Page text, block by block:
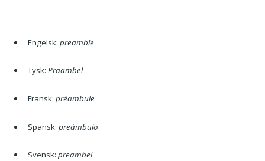
Engelsk: preamble
Tysk: Präambel
Fransk: préambule
Spansk: preámbulo
Svensk: preambel